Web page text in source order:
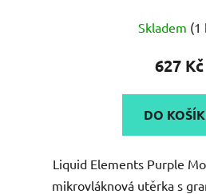
5,0
z
Skladem (1
627 Kč
DO
Liquid Elements Purple
mikrovláknová utěrka s